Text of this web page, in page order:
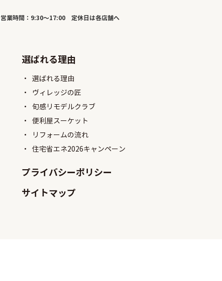
営業時間：9:30～17:00 定休日は各店舗へ
選ばれる理由
選ばれる理由
ヴィレッジの匠
旬感リモデルクラブ
便利屋スーケット
リフォームの流れ
住宅省エネ2026キャンペーン
プライバシーポリシー
サイトマップ